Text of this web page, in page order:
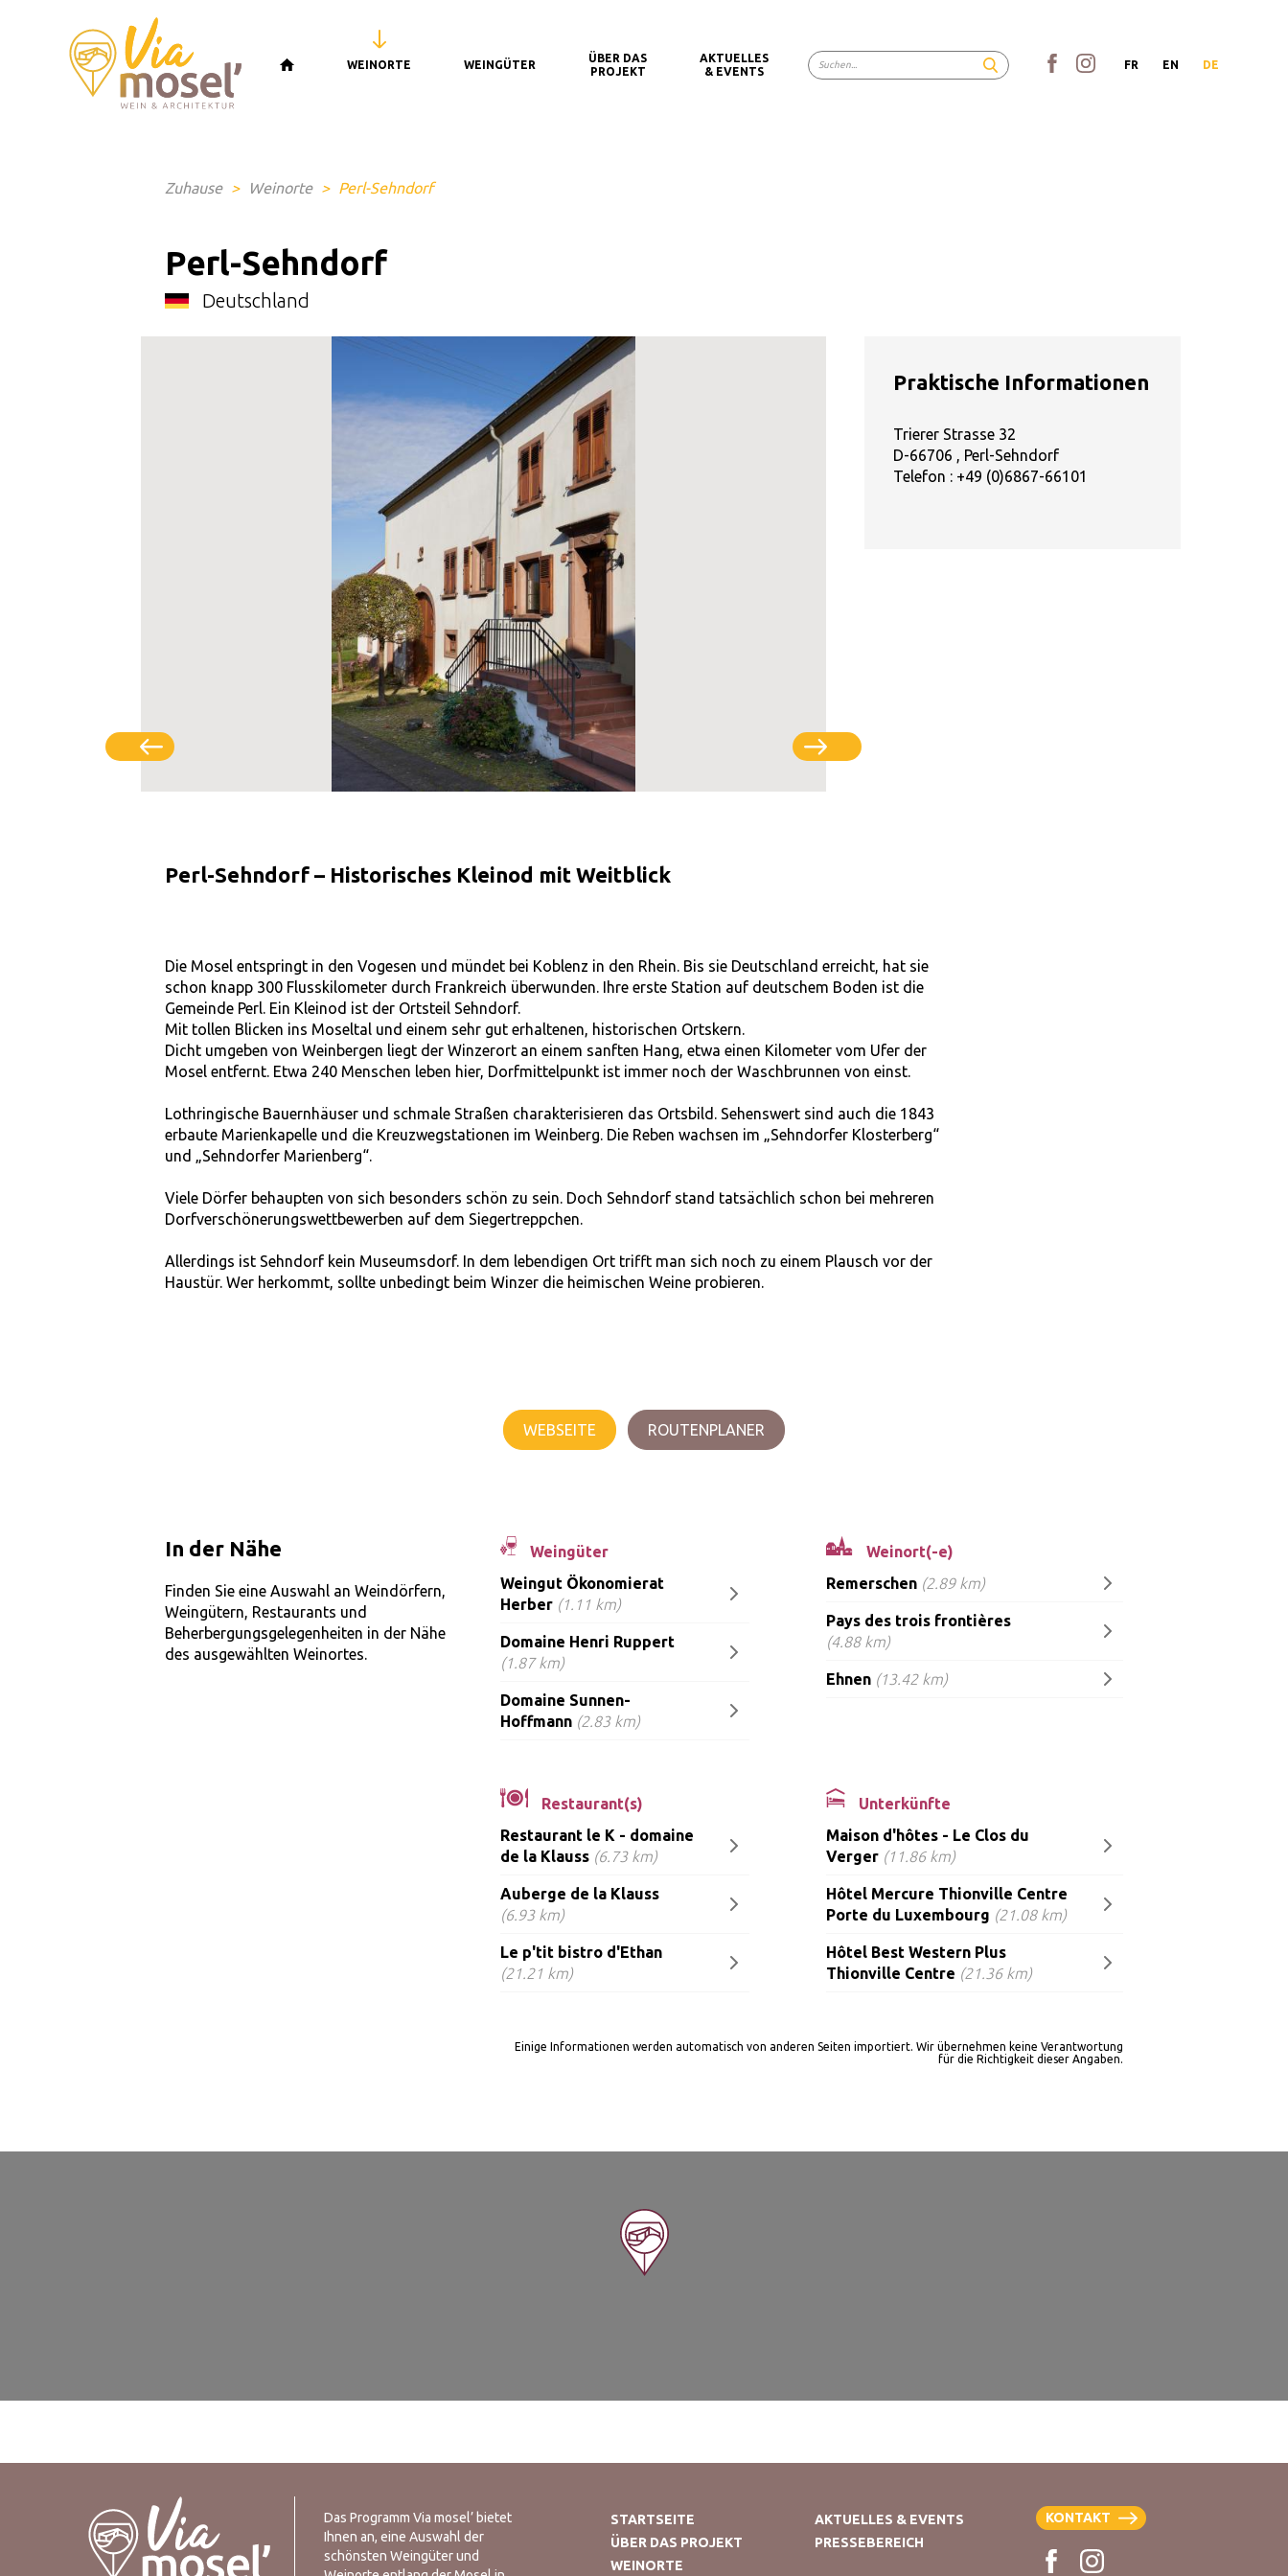
WEINORTE WEINGÜTER
ÜBER DAS
PROJEKT
AKTUELLES
& EVENTS
FR EN DE
Zuhause > Weinorte > Perl-Sehndorf
Perl-Sehndorf
Deutschland
Praktische Informationen
Trierer Strasse 32
D-66706 , Perl-Sehndorf
Telefon : +49 (0)6867-66101
Perl-Sehndorf – Historisches Kleinod mit Weitblick
Die Mosel entspringt in den Vogesen und mündet bei Koblenz in den Rhein. Bis sie Deutschland erreicht, hat sie
schon knapp 300 Flusskilometer durch Frankreich überwunden. Ihre erste Station auf deutschem Boden ist die
Gemeinde Perl. Ein Kleinod ist der Ortsteil Sehndorf.
Mit tollen Blicken ins Moseltal und einem sehr gut erhaltenen, historischen Ortskern.
Dicht umgeben von Weinbergen liegt der Winzerort an einem sanften Hang, etwa einen Kilometer vom Ufer der
Mosel entfernt. Etwa 240 Menschen leben hier, Dorfmittelpunkt ist immer noch der Waschbrunnen von einst.
Lothringische Bauernhäuser und schmale Straßen charakterisieren das Ortsbild. Sehenswert sind auch die 1843
erbaute Marienkapelle und die Kreuzwegstationen im Weinberg. Die Reben wachsen im „Sehndorfer Klosterberg“
und „Sehndorfer Marienberg“.
Viele Dörfer behaupten von sich besonders schön zu sein. Doch Sehndorf stand tatsächlich schon bei mehreren
Dorfverschönerungswettbewerben auf dem Siegertreppchen.
Allerdings ist Sehndorf kein Museumsdorf. In dem lebendigen Ort trifft man sich noch zu einem Plausch vor der
Haustür. Wer herkommt, sollte unbedingt beim Winzer die heimischen Weine probieren.
WEBSEITE ROUTENPLANER
In der Nähe
Finden Sie eine Auswahl an Weindörfern,
Weingütern, Restaurants und
Beherbergungsgelegenheiten in der Nähe
des ausgewählten Weinortes.
Weingüter
Weingut Ökonomierat
Herber (1.11 km)
Domaine Henri Ruppert
(1.87 km)
Domaine Sunnen-
Hoffmann (2.83 km)
Weinort(-e)
Remerschen (2.89 km)
Pays des trois frontières
(4.88 km)
Ehnen (13.42 km)
Restaurant(s)
Restaurant le K - domaine
de la Klauss (6.73 km)
Auberge de la Klauss
(6.93 km)
Le p'tit bistro d'Ethan
(21.21 km)
Unterkünfte
Maison d'hôtes - Le Clos du
Verger (11.86 km)
Hôtel Mercure Thionville Centre
Porte du Luxembourg (21.08 km)
Hôtel Best Western Plus
Thionville Centre (21.36 km)
Einige Informationen werden automatisch von anderen Seiten importiert. Wir übernehmen keine Verantwortung
für die Richtigkeit dieser Angaben.
Das Programm Via mosel’ bietet
Ihnen an, eine Auswahl der
schönsten Weingüter und
STARTSEITE
ÜBER DAS PROJEKT
WEINORTE
AKTUELLES & EVENTS
PRESSEBEREICH
KONTAKT